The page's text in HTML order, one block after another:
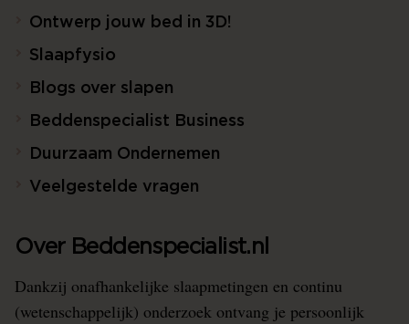
Ontwerp jouw bed in 3D!
Slaapfysio
Blogs over slapen
Beddenspecialist Business
Duurzaam Ondernemen
Veelgestelde vragen
Over Beddenspecialist.nl
Dankzij onafhankelijke slaapmetingen en continu
(wetenschappelijk) onderzoek ontvang je persoonlijk